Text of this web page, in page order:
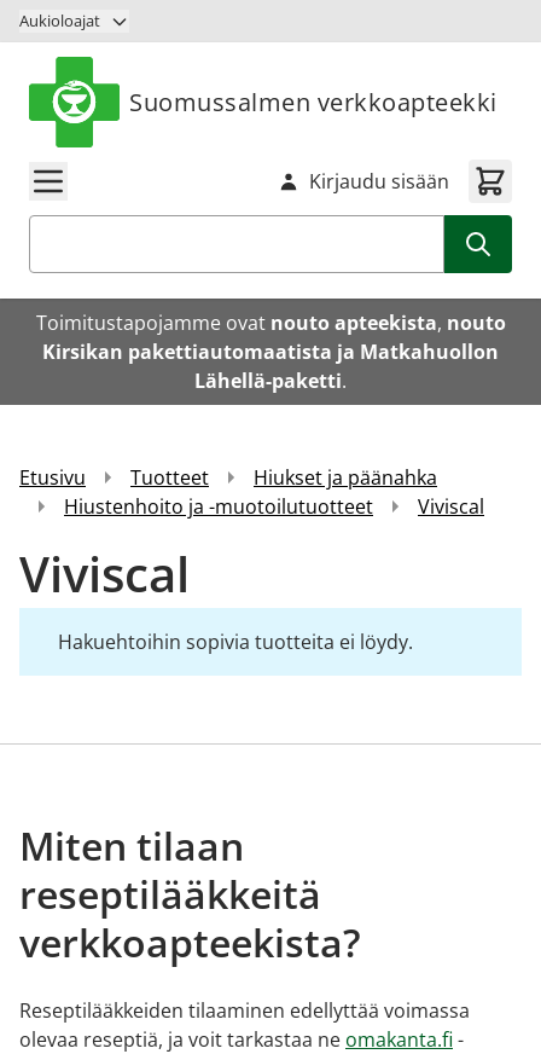
Siirry sisältöön
Aukioloajat
Suomussalmen verkkoapteekki
Kirjaudu sisään
Toimitustapojamme ovat nouto apteekista, nouto
Kirsikan pakettiautomaatista ja Matkahuollon
Lähellä-paketti.
Etusivu Tuotteet
Hiukset ja päänahka
Hiustenhoito ja -muotoilutuotteet
Viviscal
Viviscal
Hakuehtoihin sopivia tuotteita ei löydy.
Miten tilaan
reseptilääkkeitä
verkkoapteekista?
Reseptilääkkeiden tilaaminen edellyttää voimassa
olevaa reseptiä, ja voit tarkastaa ne omakanta.fi -